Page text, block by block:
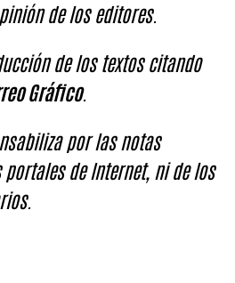
de los editores.
de los textos citando
Gráfico.
por las notas
de Internet, ni de los